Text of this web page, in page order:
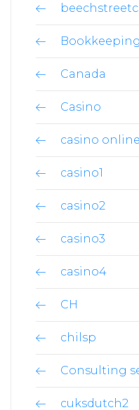
Bookkeeping
Canada
Casino
casino online
casino1
casino2
casino3
casino4
CH
chilsp
Consulting
cuksdutch2